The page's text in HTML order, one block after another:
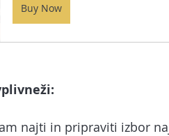
Buy Now
najti in pripraviti izbor